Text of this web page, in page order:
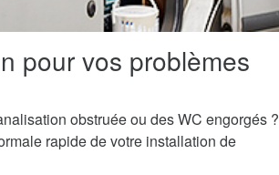
pour vos problèmes
obstruée ou des WC engorgés ?
rapide de votre installation de